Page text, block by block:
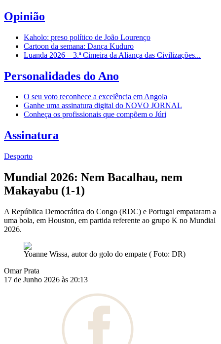
Opinião
Kaholo: preso político de João Lourenço
Cartoon da semana: Dança Kuduro
Luanda 2026 – 3.ª Cimeira da Aliança das Civilizações...
Personalidades do Ano
O seu voto reconhece a excelência em Angola
Ganhe uma assinatura digital do NOVO JORNAL
Conheça os profissionais que compõem o Júri
Assinatura
Desporto
Mundial 2026: Nem Bacalhau, nem
Makayabu (1-1)
A República Democrática do Congo (RDC) e Portugal empataram a
uma bola, em Houston, em partida referente ao grupo K no Mundial
2026.
Yoanne Wissa, autor do golo do empate ( Foto: DR)
Omar Prata
17 de Junho 2026 às 20:13